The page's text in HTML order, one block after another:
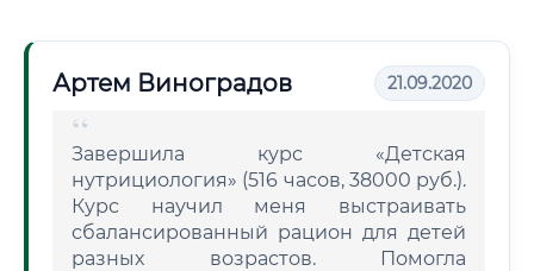
Артем Виноградов 21.09.2020
Завершила курс «Детская
нутрициология» (516 часов, 38000 руб.).
Курс научил меня выстраивать
сбалансированный рацион для детей
разных возрастов. Помогла